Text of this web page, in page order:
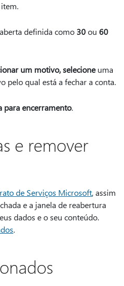
definida como 30ou 60
um motivo, selecioneuma
pelo qual está a fechar a conta.
para encerramento.
e remover
de Serviços Microsoft, assim
e a janela de reabertura
dados e o seu conteúdo.
.